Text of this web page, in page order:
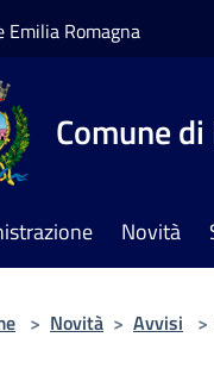
Emilia Romagna
Comune
Novità
> Novità > Avvisi >